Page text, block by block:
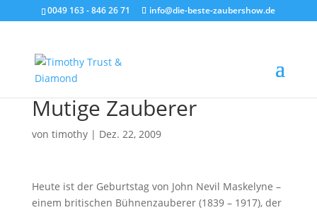
0049 163 - 846 26 71 info@die-beste-zaubershow.de
Mutige Zauberer
von timothy| Dez. 22, 2009
Heute ist der Geburtstag von John Nevil Maskelyne –
einem britischen Bühnenzauberer (1839 – 1917), der